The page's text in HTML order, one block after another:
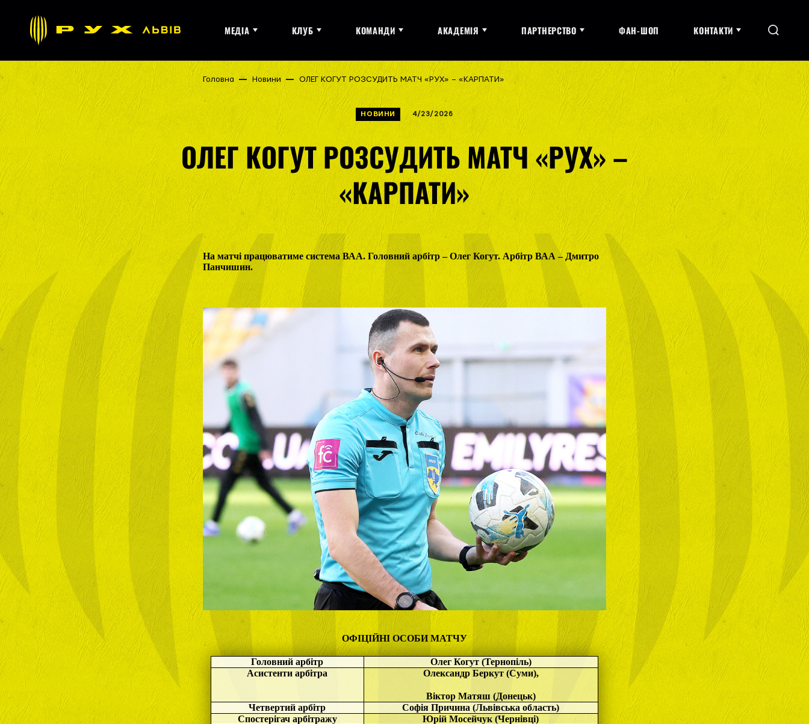
МЕДІА КЛУБ КОМАНДИ АКАДЕМІЯ ПАРТНЕРСТВО ФАН-ШОП КОНТАКТИ
Головна Новини ОЛЕГ КОГУТ РОЗСУДИТЬ МАТЧ «РУХ» – «КАРПАТИ»
НОВИНИ 4/23/2026
ОЛЕГ КОГУТ РОЗСУДИТЬ МАТЧ «РУХ» –
«КАРПАТИ»
На матчі працюватиме система ВАА. Головний арбітр – Олег Когут. Арбітр ВАА – Дмитро
Панчишин.
ОФІЦІЙНІ ОСОБИ МАТЧУ
Головний арбітр
Олег Когут (Тернопіль)
Асистенти арбітра
Олександр Беркут (Суми),
Віктор Матяш (Донецьк)
Четвертий арбітр
Софія Причина (Львівська область)
Спостерігач арбітражу
Юрій Мосейчук (Чернівці)